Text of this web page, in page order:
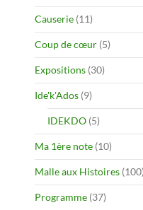
Causerie (11)
Coup de cœur (5)
Expositions (30)
Ide'k'Ados (9)
IDEKDO (5)
Ma 1ère note (10)
Malle aux Histoires (100)
Programme (37)